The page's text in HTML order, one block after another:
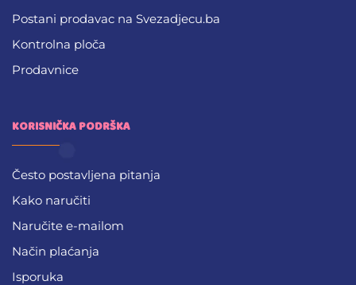
Postani prodavac na Svezadjecu.ba
Kontrolna ploča
Prodavnice
KORISNIČKA PODRŠKA
Često postavljena pitanja
Kako naručiti
Naručite e-mailom
Način plaćanja
Isporuka